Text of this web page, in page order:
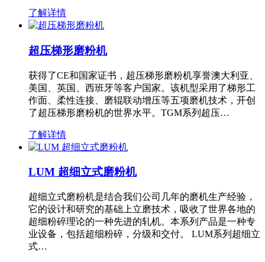
了解详情
超压梯形磨粉机
获得了CE和国家证书，超压梯形磨粉机享誉澳大利亚、
美国、英国、西班牙等客户国家。该机型采用了梯形工
作面、柔性连接、磨辊联动增压等五项磨机技术，开创
了超压梯形磨粉机的世界水平。TGM系列超压…
了解详情
LUM 超细立式磨粉机
超细立式磨粉机是结合我们公司几年的磨机生产经验，
它的设计和研究的基础上立磨技术，吸收了世界各地的
超细粉碎理论的一种先进的轧机。本系列产品是一种专
业设备，包括超细粉碎，分级和交付。 LUM系列超细立
式…